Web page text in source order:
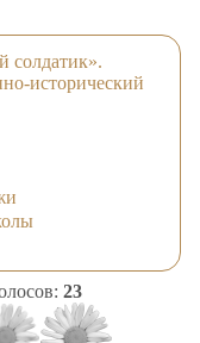
солдатик».
исторический
23